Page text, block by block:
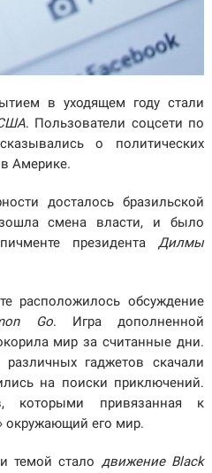
в уходящем году стали
. Пользователи соцсети по
о политических
Америке.
досталось бразильской
смена власти, и было
президентаДилмы
расположилось обсуждение
Go. Игра дополненной
мир за считанные дни.
гаджетов скачали
на поиски приключений.
которыми привязанная к
окружающий его мир.
темой стало движение Black